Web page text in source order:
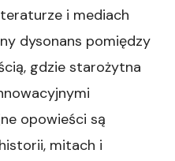
i mediach
dysonans pomiędzy
gdzie starożytna
opowieści są
mitach i